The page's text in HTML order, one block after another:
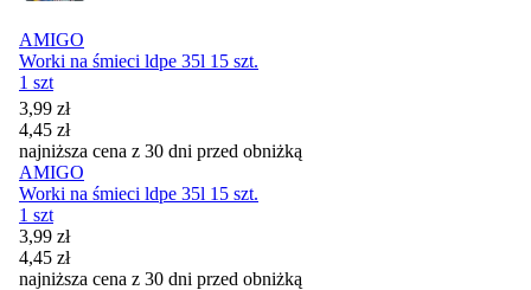
AMIGO
Worki na śmieci ldpe 35l 15 szt.
1 szt
Cena promocyjna
3,99 zł
4,45 zł
najniższa cena z 30 dni przed obniżką
AMIGO
Worki na śmieci ldpe 35l 15 szt.
1 szt
Cena promocyjna
3,99 zł
4,45 zł
najniższa cena z 30 dni przed obniżką